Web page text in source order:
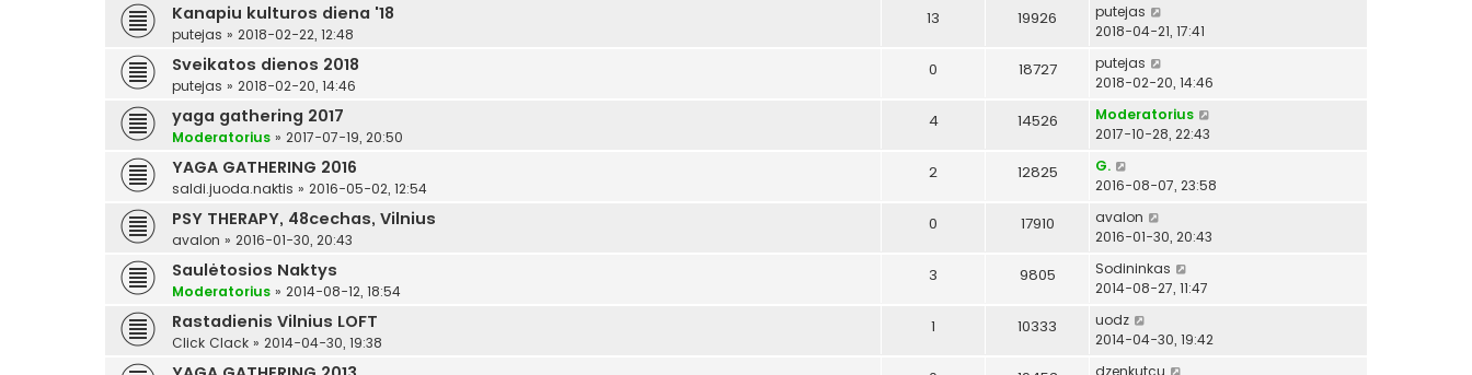
Kanapiu kulturos diena '18
putejas » 2018-02-22, 12:48
13 19926
putejas
2018-04-21, 17:41
Sveikatos dienos 2018
putejas » 2018-02-20, 14:46
0 18727
putejas
2018-02-20, 14:46
yaga gathering 2017
Moderatorius » 2017-07-19, 20:50
4 14526
Moderatorius
2017-10-28, 22:43
YAGA GATHERING 2016
saldi.juoda.naktis » 2016-05-02, 12:54
2 12825
G.
2016-08-07, 23:58
PSY THERAPY, 48cechas, Vilnius
avalon » 2016-01-30, 20:43
0 17910
avalon
2016-01-30, 20:43
Saulėtosios Naktys
Moderatorius » 2014-08-12, 18:54
3 9805
Sodininkas
2014-08-27, 11:47
Rastadienis Vilnius LOFT
Click Clack » 2014-04-30, 19:38
1 10333
uodz
2014-04-30, 19:42
dzenkutcu